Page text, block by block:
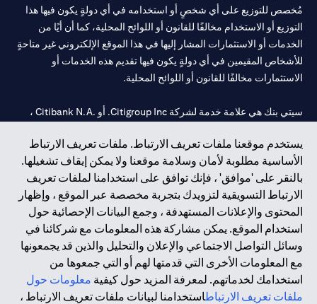
يستخدم موقعنا ملفات تعريف الارتباط. ملفات تعريف الارتباط
الأساسية مطلوبة لأمان وسلامة موقعنا ولا يمكن إيقاف تشغيلها.
بالنقر على 'موافق' ، فإنك توافق على استخدامنا لملفات تعريف
الارتباط التسويقية لتزويدك بتجربة مخصصة عبر الموقع ، وإظهار
المحتوى والإعلانات المستهدفة ، وجمع البيانات الإحصائية حول
استخدام الموقع. يمكن مشاركة هذه المعلومات مع شركائنا في
وسائل التواصل الاجتماعي والإعلان والتحليل والذين قد يجمعونها
مع المعلومات الأخرى التي قدمتها لهم أو التي جمعوها من
استخدامك لخدماتهم. لمعرفة المزيد حول كيفية معلومات حول
ملفات تعريف الارتباطاستخدامنا لبيانات ملفات تعريف الارتباط ،
مُخصص للتوزيع على أي شخصٍ أو استخدامه في أي دولةٍ يكون فيها هذا
التوزيع أو الاستخدام مخالفًا للقانون أو اللوائح المحلية، كما أن أيًا من
الخدمات أو الاستثمارات المشار إليها في هذا الموقع الإلكتروني غير متاحةٍ
للأشخاص المقيمين في أي دولةٍ يكون فيها تقديم هذه الخدمات أو
الاستثمارات مخالفًا للقانون أو اللوائح المحلية.
سيتي بنك هي علامة خدمة لشركة Citigroup Inc. أو .Citibank N.A ،
سيتي بنك إن. إيه. الإمارات مسجل لدى مصرف الإمارات المركزي تحت
أرقام التراخيص 202563 لفرع الوصل في دبي، 531989 لفرع مول
الإمارات في دبي، وCN-1002019لفرع أبوظبي. هاتف: 4000 311 04.
فرع سيتي بنك إن إيه - الإمارات العربية المتحدة مرخص من مصرف
الإمارات العربية المتحدة المركزي كفرع لبنك أجنبي.
سيتي بنك إن إيه الإمارات العربية المتحدة مرخص من هيئة الأوراق المالية
والسلع في الإمارات العربية المتحدة ("SCA") للقيام بالنشاط المالي لـ أ)
الاستشارات المالية والتعريف والترويج بموجب ترخيص رقم
20200000097 ب) وسيط تداول في الأسواق الدولية بموجب ترخيص